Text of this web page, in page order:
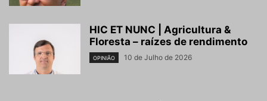
HIC ET NUNC | Agricultura &
Floresta – raízes de rendimento
OPINIÃO 10 de Julho de 2026